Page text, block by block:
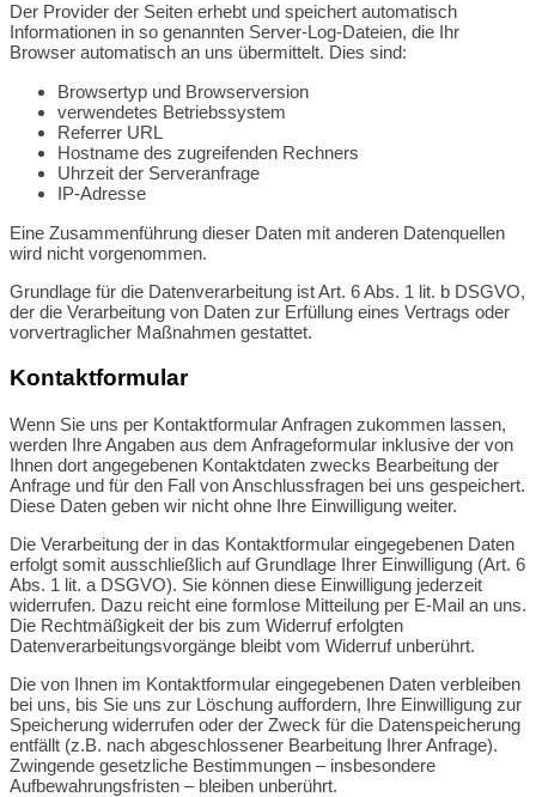
Der Provider der Seiten erhebt und speichert automatisch
Informationen in so genannten Server-Log-Dateien, die Ihr
Browser automatisch an uns übermittelt. Dies sind:
Browsertyp und Browserversion
verwendetes Betriebssystem
Referrer URL
Hostname des zugreifenden Rechners
Uhrzeit der Serveranfrage
IP-Adresse
Eine Zusammenführung dieser Daten mit anderen Datenquellen
wird nicht vorgenommen.
Grundlage für die Datenverarbeitung ist Art. 6 Abs. 1 lit. b DSGVO,
der die Verarbeitung von Daten zur Erfüllung eines Vertrags oder
vorvertraglicher Maßnahmen gestattet.
Kontaktformular
Wenn Sie uns per Kontaktformular Anfragen zukommen lassen,
werden Ihre Angaben aus dem Anfrageformular inklusive der von
Ihnen dort angegebenen Kontaktdaten zwecks Bearbeitung der
Anfrage und für den Fall von Anschlussfragen bei uns gespeichert.
Diese Daten geben wir nicht ohne Ihre Einwilligung weiter.
Die Verarbeitung der in das Kontaktformular eingegebenen Daten
erfolgt somit ausschließlich auf Grundlage Ihrer Einwilligung (Art. 6
Abs. 1 lit. a DSGVO). Sie können diese Einwilligung jederzeit
widerrufen. Dazu reicht eine formlose Mitteilung per E-Mail an uns.
Die Rechtmäßigkeit der bis zum Widerruf erfolgten
Datenverarbeitungsvorgänge bleibt vom Widerruf unberührt.
Die von Ihnen im Kontaktformular eingegebenen Daten verbleiben
bei uns, bis Sie uns zur Löschung auffordern, Ihre Einwilligung zur
Speicherung widerrufen oder der Zweck für die Datenspeicherung
entfällt (z.B. nach abgeschlossener Bearbeitung Ihrer Anfrage).
Zwingende gesetzliche Bestimmungen – insbesondere
Aufbewahrungsfristen – bleiben unberührt.